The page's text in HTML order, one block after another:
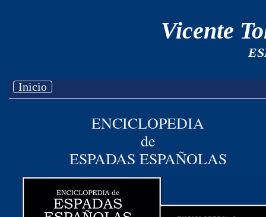
Vicente
Inicio
ENCICLOPEDIA
de
ESPADAS ESPAÑOLAS